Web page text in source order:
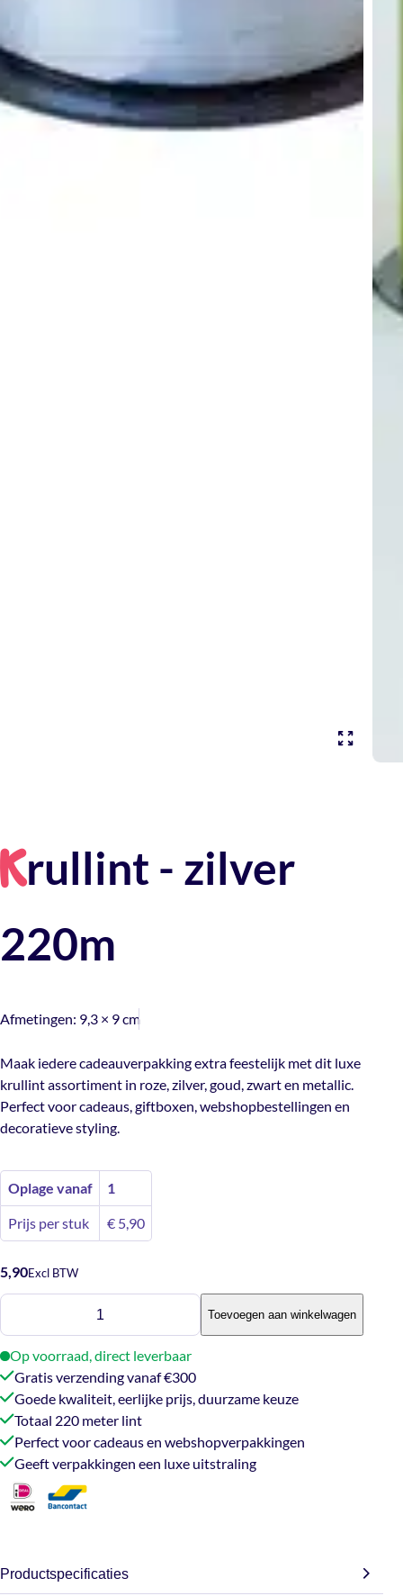
Krullint - zilver
220m
Afmetingen: 9,3 × 9 cm
Maak iedere cadeauverpakking extra feestelijk met dit luxe
krullint assortiment in roze, zilver, goud, zwart en metallic.
Perfect voor cadeaus, giftboxen, webshopbestellingen en
decoratieve styling.
Oplage vanaf 1
Prijs per stuk €5,90
5,90Excl BTW
Krullint
220m
aantal
Toevoegen aan winkelwagen
Op voorraad, direct leverbaar
Gratis verzending vanaf €300
Goede kwaliteit, eerlijke prijs, duurzame keuze
Totaal 220 meter lint
Perfect voor cadeaus en webshopverpakkingen
Geeft verpakkingen een luxe uitstraling
Productspecificaties